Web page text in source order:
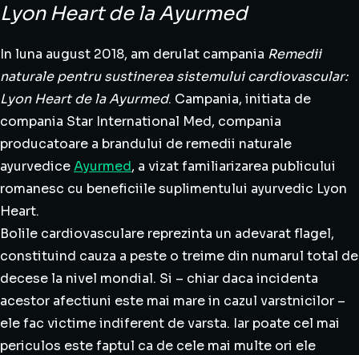
Lyon Heart de la Ayurmed
In luna august 2018, am derulat campania Remedii
naturale pentru sustinerea sistemului cardiovascular:
Lyon Heart de la Ayurmed. Campania, initiata de
compania Star International Med, compania
producatoare a brandului de remedii naturale
ayurvediceAyurmed, a vizat familiarizarea publicului
romanesc cu beneficiile suplimentului ayurvedic Lyon
Heart.
Bolile cardiovasculare reprezinta un adevarat flagel,
constituind cauza a peste o treime din numarul total de
decese la nivel mondial. Si – chiar daca incidenta
acestor afectiuni este mai mare in cazul varstnicilor –
ele fac victime indiferent de varsta. Iar poate cel mai
periculos este faptul ca de cele mai multe ori ele